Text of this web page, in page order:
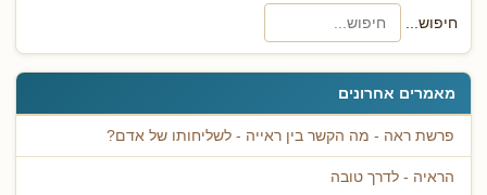
חיפוש...
מאמרים אחרונים
פרשת ראה - מה הקשר בין ראייה - לשליחותו של אדם?
הראיה - לדרך טובה